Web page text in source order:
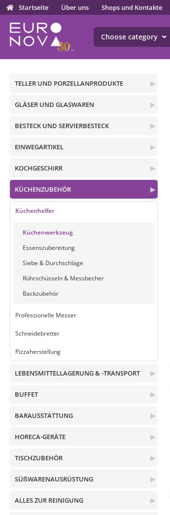
Startseite Über uns Shops und Kontakte
Choose category
▶
TELLER UND PORZELLANPRODUKTE
▶
GLÄSER UND GLASWAREN
▶
BESTECK UND SERVIERBESTECK
▶
EINWEGARTIKEL
▶
KOCHGESCHIRR
▶
KÜCHENZUBEHÖR
Küchenhelfer
Küchenwerkzeug
Essenszubereitung
Siebe & Durchschläge
Rührschüsseln & Messbecher
Backzubehör
Professionelle Messer
Schneidebretter
Pizzaherstellung
▶
LEBENSMITTELLAGERUNG & -TRANSPORT
▶
BUFFET
▶
BARAUSSTATTUNG
▶
HORECA-GERÄTE
▶
TISCHZUBEHÖR
▶
SÜßWARENAUSRÜSTUNG
▶
ALLES ZUR REINIGUNG